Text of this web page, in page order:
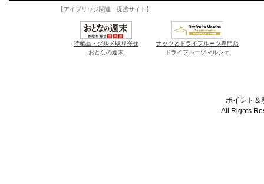
【アイブリッジ関連・提携サイト】
特産品・グルメ取り寄せ
おとなの週末
ナッツとドライフルーツ専門店
ドライフルーツマルシェ
ポイント＆
All Rights